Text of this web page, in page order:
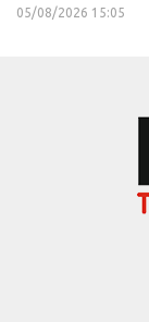
05/08/2026 15:05